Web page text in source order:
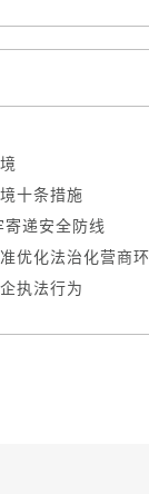
十条措施
递安全防线
优化法治化营商
执法行为